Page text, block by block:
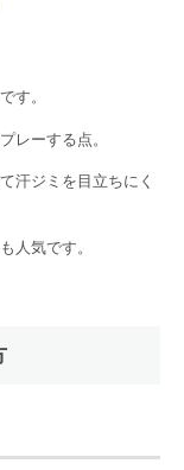
す。
レーする点。
汗ジミを目立ちにく
人気です。